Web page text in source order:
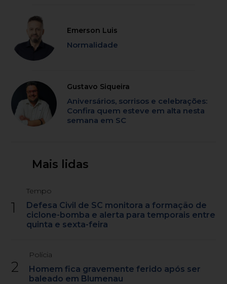
Emerson Luis
Normalidade
Gustavo Siqueira
Aniversários, sorrisos e celebrações:
Confira quem esteve em alta nesta
semana em SC
Mais lidas
1
Tempo
Defesa Civil de SC monitora a formação de
ciclone-bomba e alerta para temporais entre
quinta e sexta-feira
2
Polícia
Homem fica gravemente ferido após ser
baleado em Blumenau